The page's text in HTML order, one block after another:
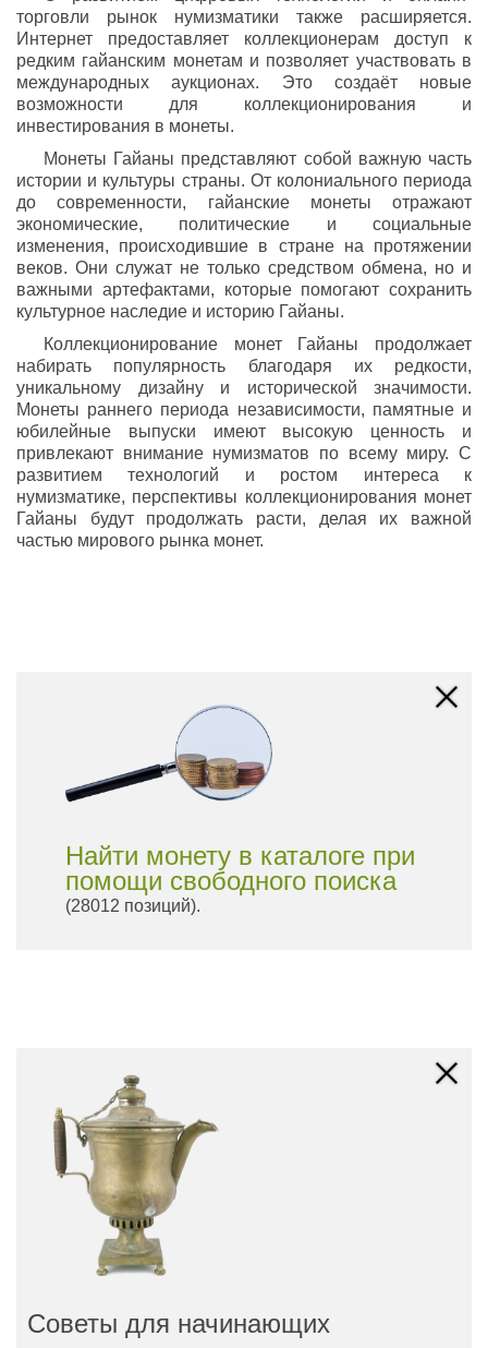
торговли рынок нумизматики также расширяется.
Интернет предоставляет коллекционерам доступ к
редким гайанским монетам и позволяет участвовать в
международных аукционах. Это создаёт новые
возможности для коллекционирования и
инвестирования в монеты.
Монеты Гайаны представляют собой важную часть
истории и культуры страны. От колониального периода
до современности, гайанские монеты отражают
экономические, политические и социальные
изменения, происходившие в стране на протяжении
веков. Они служат не только средством обмена, но и
важными артефактами, которые помогают сохранить
культурное наследие и историю Гайаны.
Коллекционирование монет Гайаны продолжает
набирать популярность благодаря их редкости,
уникальному дизайну и исторической значимости.
Монеты раннего периода независимости, памятные и
юбилейные выпуски имеют высокую ценность и
привлекают внимание нумизматов по всему миру. С
развитием технологий и ростом интереса к
нумизматике, перспективы коллекционирования монет
Гайаны будут продолжать расти, делая их важной
частью мирового рынка монет.
Найти монету в каталоге при
помощи свободного поиска
(28012 позиций).
Советы для начинающих